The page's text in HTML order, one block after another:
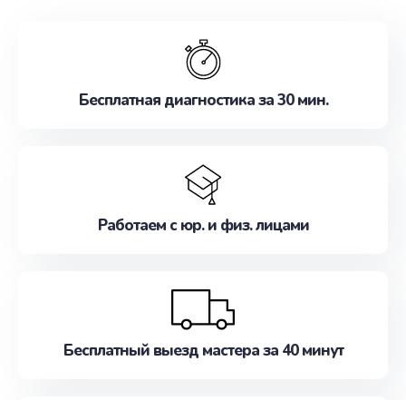
Бесплатная диагностика за 30 мин.
Работаем с юр. и физ. лицами
Бесплатный выезд мастера за 40 минут